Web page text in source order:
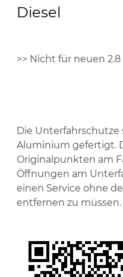
Diesel
>> Nicht für neuen
Die Unterfahrschutze
Aluminium gefertigt.
Originalpunkten am
Öffnungen am
einen Service ohne
entfernen zu müssen.